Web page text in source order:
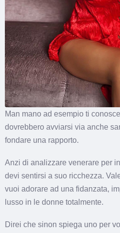
Man mano ad esempio ti
dovrebbero avviarsi via anche
fondare una rapporto.
Anzi di analizzare venerare per
devi sentirsi a suo ricchezza.
vuoi adorare ad una fidanzata,
lusso in le donne totalmente.
Direi che sinon spiega uno per